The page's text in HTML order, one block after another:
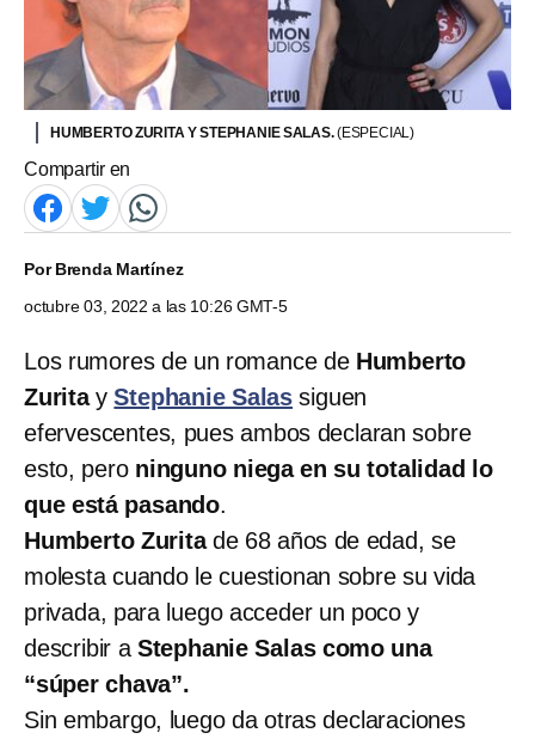
HUMBERTO ZURITA Y STEPHANIE SALAS.(ESPECIAL)
Compartir en
PorBrenda Martínez
octubre 03, 2022 a las 10:26 GMT-5
Los rumores de un romance de Humberto
ZuritayStephanie Salas siguen
efervescentes, pues ambos declaran sobre
esto, pero ninguno niega en su totalidad lo
que está pasando.
Humberto Zuritade 68 años de edad, se
molesta cuando le cuestionan sobre su vida
privada, para luego acceder un poco y
describir a Stephanie Salas como una
“súper chava”.
Sin embargo, luego da otras declaraciones